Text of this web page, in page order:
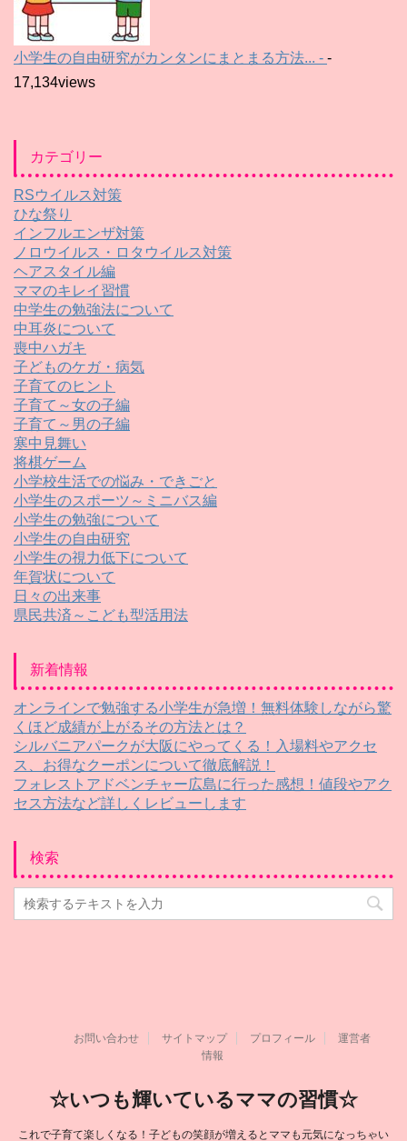
小学生の自由研究がカンタンにまとまる方法... - -
17,134views
カテゴリー
RSウイルス対策
ひな祭り
インフルエンザ対策
ノロウイルス・ロタウイルス対策
ヘアスタイル編
ママのキレイ習慣
中学生の勉強法について
中耳炎について
喪中ハガキ
子どものケガ・病気
子育てのヒント
子育て～女の子編
子育て～男の子編
寒中見舞い
将棋ゲーム
小学校生活での悩み・できごと
小学生のスポーツ～ミニバス編
小学生の勉強について
小学生の自由研究
小学生の視力低下について
年賀状について
日々の出来事
県民共済～こども型活用法
新着情報
オンラインで勉強する小学生が急増！無料体験しながら驚
くほど成績が上がるその方法とは？
シルバニアパークが大阪にやってくる！入場料やアクセ
ス、お得なクーポンについて徹底解説！
フォレストアドベンチャー広島に行った感想！値段やアク
セス方法など詳しくレビューします
検索
お問い合わせ サイトマップ プロフィール
運営者
情報
☆いつも輝いているママの習慣☆
これで子育て楽しくなる！子どもの笑顔が増えるとママも元気になっちゃい